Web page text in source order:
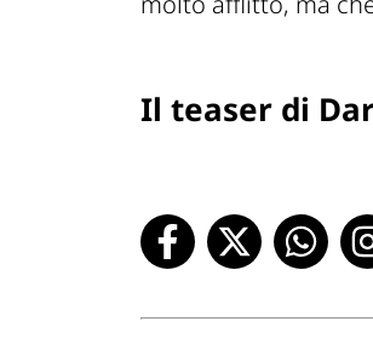
Il teaser di